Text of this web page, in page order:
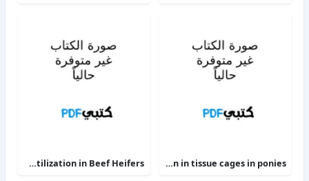
Clinical efficacy of intravenous administration of marbofloxacin in a Staphylococcus aureus infection in tissue cages in ponies
Phosphorus Deficiency Metabolism and Food Utilization in Beef Heifers